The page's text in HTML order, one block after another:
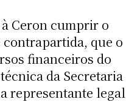
Ceron cumprir o
que o
financeiros do
da Secretaria
representante legal